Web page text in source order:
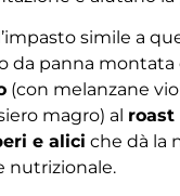
simile a
da panna
(con melanzane
magro) al
e alici che dà la
nutrizionale.